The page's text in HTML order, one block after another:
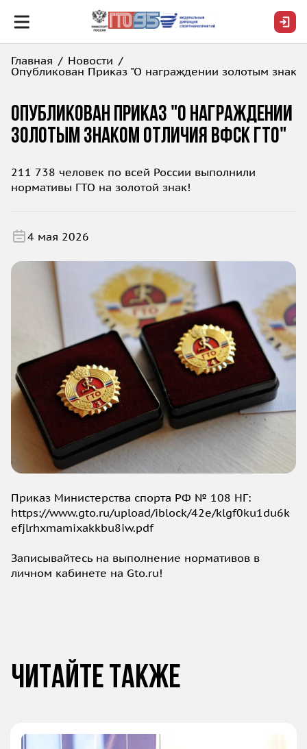
Главная
Новости
Опубликован Приказ "О награждении золотым
Опубликован Приказ "О награждении
золотым знаком отличия ВФСК ГТО"
211 738 человек по всей России выполнили
нормативы ГТО на золотой знак!
4 мая 2026
Приказ Министерства спорта РФ № 108 НГ:
https://www.gto.ru/upload/iblock/42e/klgf0ku1du6k
efjlrhxmamixakkbu8iw.pdf
Записывайтесь на выполнение нормативов в
личном кабинете на Gto.ru!
Читайте также